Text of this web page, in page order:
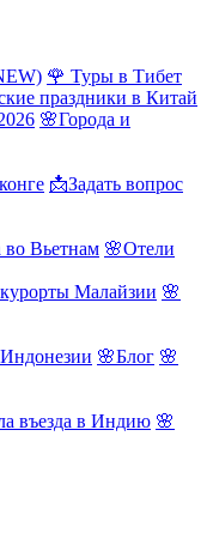
🌹 Туры в Тибет
праздники в Китай
🌸Города и
📩Задать вопрос
во Вьетнам 🌸Отели
Малайзии 🌸
🌸Блог 🌸
въезда в Индию 🌸